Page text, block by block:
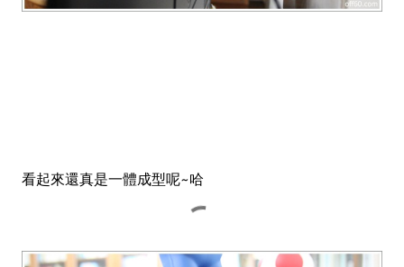
看起來還真是一體成型呢~哈